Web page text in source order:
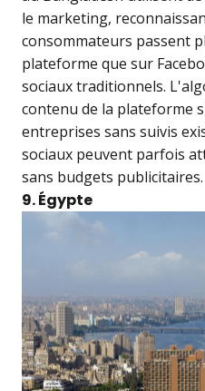
le marketing,
consommateurs passent
plateforme que sur
sociaux traditionnels.
contenu de la plateforme
entreprises sans suivis
sociaux peuvent parfois
sans budgets publicitaires.
9. Égypte